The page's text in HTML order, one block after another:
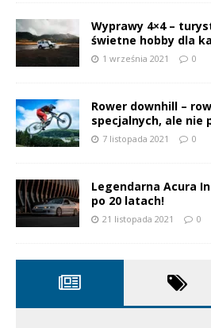
Wyprawy 4×4 –
świetne hobby dla
1 września 2021 0
Rower downhill –
specjalnych, ale nie
7 listopada 2021 0
Legendarna Acura
po 20 latach!
21 listopada 2021 0